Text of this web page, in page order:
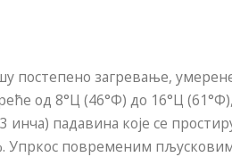
постепено загревање,
од 8°Ц (46°Ф) до 16°Ц
падавина које се
Упркос повременим